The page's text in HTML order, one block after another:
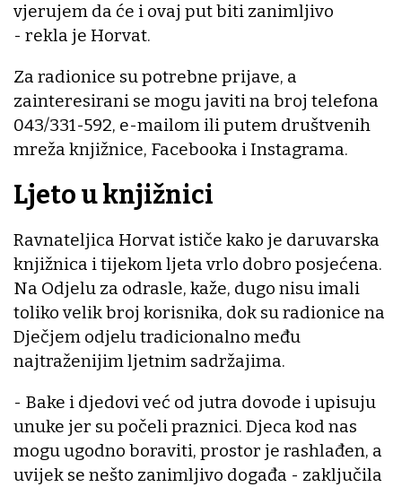
vjerujem da će i ovaj put biti zanimljivo
- rekla je Horvat.
Za radionice su potrebne prijave, a
zainteresirani se mogu javiti na broj telefona
043/331-592, e-mailom ili putem društvenih
mreža knjižnice, Facebooka i Instagrama.
Ljeto u knjižnici
Ravnateljica Horvat ističe kako je daruvarska
knjižnica i tijekom ljeta vrlo dobro posjećena.
Na Odjelu za odrasle, kaže, dugo nisu imali
toliko velik broj korisnika, dok su radionice na
Dječjem odjelu tradicionalno među
najtraženijim ljetnim sadržajima.
- Bake i djedovi već od jutra dovode i upisuju
unuke jer su počeli praznici. Djeca kod nas
mogu ugodno boraviti, prostor je rashlađen, a
uvijek se nešto zanimljivo događa - zaključila